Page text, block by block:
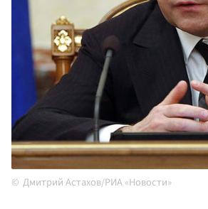
Дмитрий Астахов/РИА «Новости»